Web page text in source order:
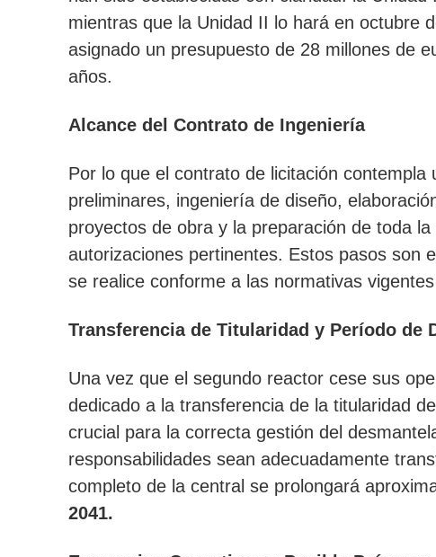
mientras que la Unidad II lo hará en octubre
asignado un presupuesto de 28 millones de
años.
Alcance del Contrato de Ingeniería
Por lo que el contrato de licitación
preliminares, ingeniería de diseño,
proyectos de obra y la preparación de toda
autorizaciones pertinentes. Estos pasos son
se realice conforme a las normativas
Transferencia de Titularidad y Período de
Una vez que el segundo reactor cese sus
dedicado a la transferencia de la titularidad
crucial para la correcta gestión del
responsabilidades sean adecuadamente
completo de la central se prolongará
2041.